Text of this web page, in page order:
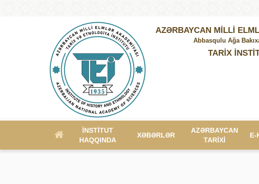
AZƏRBAYCAN MİLLİ
Abbasqulu Ağa
TARİX
İNSTITUT
HAQQINDA
XƏBƏRLƏR
AZƏRBAYCAN
TARİXİ
E-